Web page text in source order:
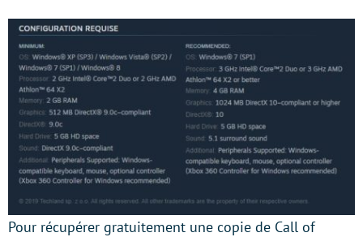
Pour récupérer gratuitement une copie de Call of